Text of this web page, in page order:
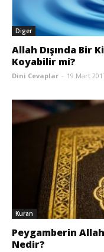
Diger
Allah Dışında Bir
Koyabilir mi?
Dini Cevaplar - 19 Mart
Kuran
Peygamberin
Nedir?